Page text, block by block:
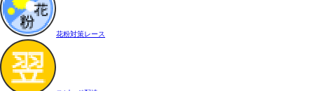
花粉対策レース